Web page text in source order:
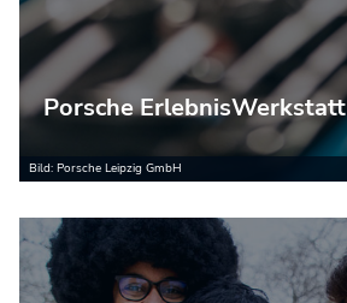
Porsche ErlebnisWerkstatt
Bild: Porsche Leipzig GmbH